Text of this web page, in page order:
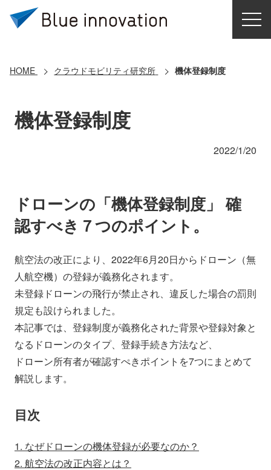
導入事例
クラウドモビリティ研究所
会社情報
採用情報 資料ダウンロード
IR情報 English
HOME クラウドモビリティ研究所 機体登録制度
機体登録制度
2022/1/20
ドローンの「機体登録制度」 確
認すべき７つのポイント。
航空法の改正により、2022年6月20日からドローン（無
人航空機）の登録が義務化されます。
未登録ドローンの飛行が禁止され、違反した場合の罰則
規定も設けられました。
本記事では、登録制度が義務化された背景や登録対象と
なるドローンのタイプ、登録手続き方法など、
ドローン所有者が確認すぺきポイントを7つにまとめて
解説します。
目次
1. なぜドローンの機体登録が必要なのか？
2. 航空法の改正内容とは？